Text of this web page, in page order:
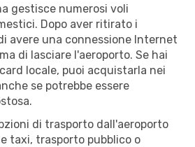
gestisce numerosi voli
Dopo aver ritirato i
avere una connessione Internet
di lasciare l'aeroporto. Se hai
locale, puoi acquistarla nei
se potrebbe essere
di trasporto dall'aeroporto
taxi, trasporto pubblico o